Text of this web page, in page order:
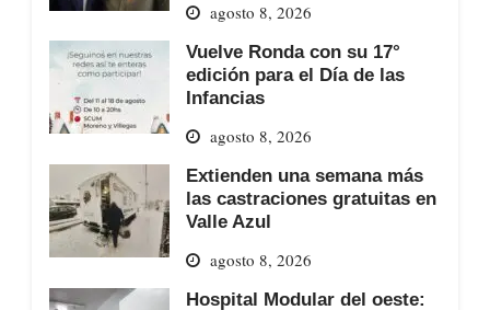
agosto 8, 2026
Vuelve Ronda con su 17°
edición para el Día de las
Infancias
agosto 8, 2026
Extienden una semana más
las castraciones gratuitas en
Valle Azul
agosto 8, 2026
Hospital Modular del oeste: